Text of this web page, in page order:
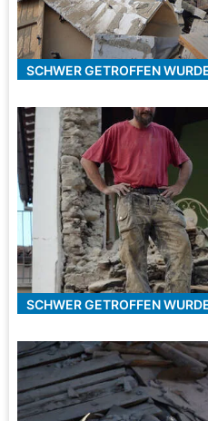
SCHWER GETROFFEN
SCHWER GETROFFEN